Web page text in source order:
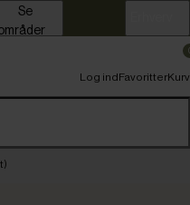
Log indFavoritterKurv